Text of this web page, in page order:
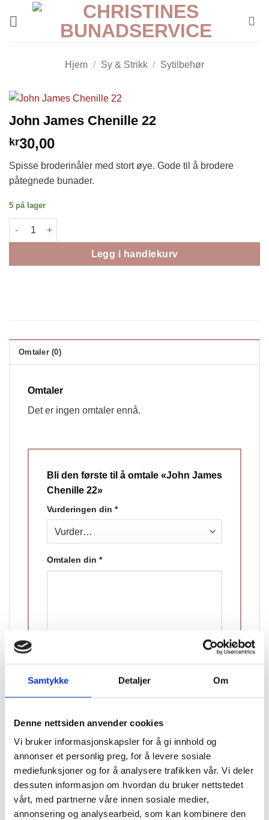
Samtykke Detaljer Om
Denne nettsiden anvender cookies
Vi bruker informasjonskapsler for å gi innhold og
annonser et personlig preg, for å levere sosiale
mediefunksjoner og for å analysere trafikken vår. Vi deler
dessuten informasjon om hvordan du bruker nettstedet
vårt, med partnerne våre innen sosiale medier,
annonsering og analysearbeid, som kan kombinere den
Hjem / Sy & Strikk / Sytilbehør
John James Chenille 22
kr30,00
Spisse broderinåler med stort øye. Gode til å brodere
påtegnede bunader.
5 på lager
John James Chenille 22 antall
Legg i handlekurv
Omtaler (0)
Omtaler
Det er ingen omtaler ennå.
Bli den første til å omtale «John James
Chenille 22»
Vurderingen din *
Omtalen din *
Navn
E-post